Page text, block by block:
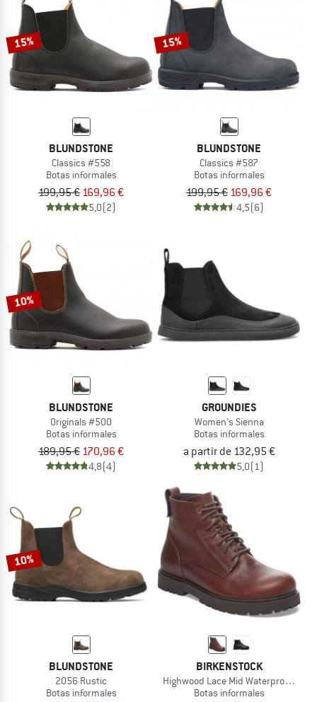
15%
BLUNDSTONE
Classics #558
Botas informales
199,95 € 169,96 €
5,0(2)
15%
BLUNDSTONE
Classics #587
Botas informales
199,95 € 169,96 €
4,5(6)
10%
BLUNDSTONE
Originals #500
Botas informales
189,95 € 170,96 €
4,8(4)
GROUNDIES
Women's Sienna
Botas informales
a partir de 132,95 €
5,0(1)
10%
BLUNDSTONE
2056 Rustic
Botas informales
BIRKENSTOCK
Highwood Lace Mid Waterproof LENA
Botas informales